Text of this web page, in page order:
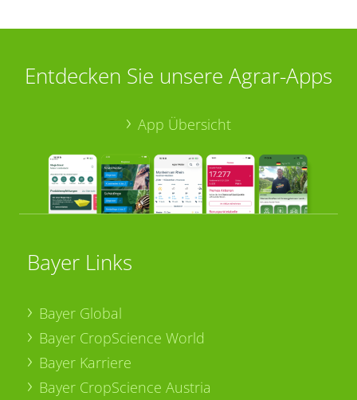
Entdecken Sie unsere Agrar-Apps
App Übersicht
Bayer Links
Bayer Global
Bayer CropScience World
Bayer Karriere
Bayer CropScience Austria